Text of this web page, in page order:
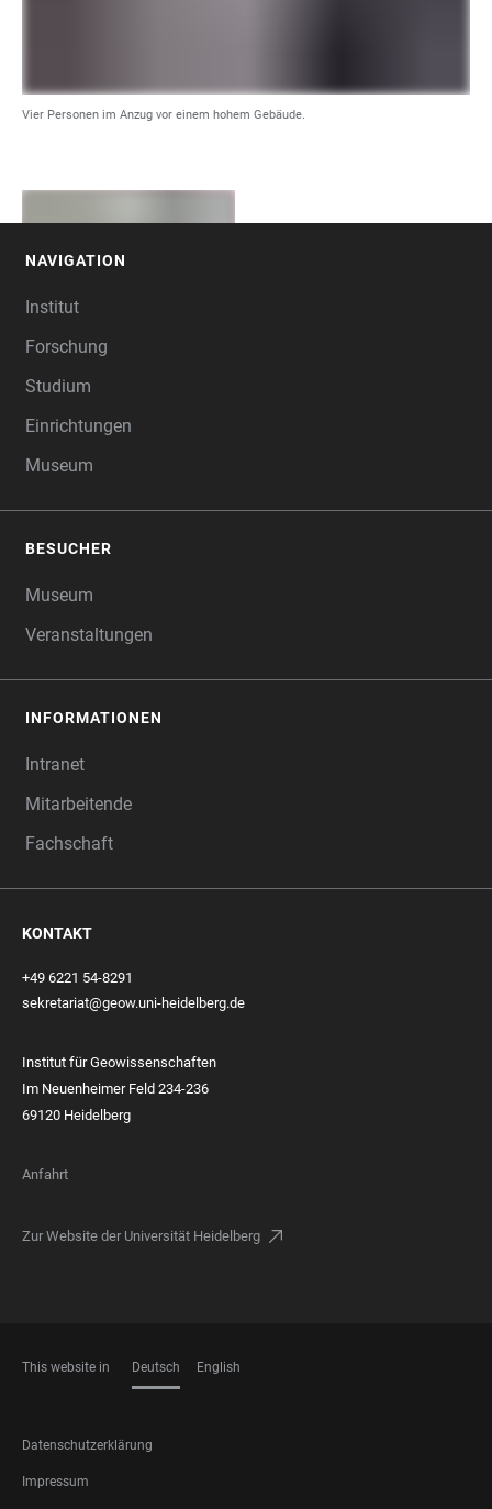
Vier Personen im Anzug vor einem hohem Gebäude.
NAVIGATION
Institut
Forschung
Studium
Einrichtungen
Museum
BESUCHER
Museum
Veranstaltungen
INFORMATIONEN
Intranet
Mitarbeitende
Fachschaft
KONTAKT
+49 6221 54-8291
sekretariat@geow.uni-heidelberg.de
Institut für Geowissenschaften
Im Neuenheimer Feld 234-236
69120 Heidelberg
Anfahrt
Zur Website der Universität Heidelberg
This website in Deutsch English
FOOTER
LEGAL
Datenschutzerklärung
Impressum